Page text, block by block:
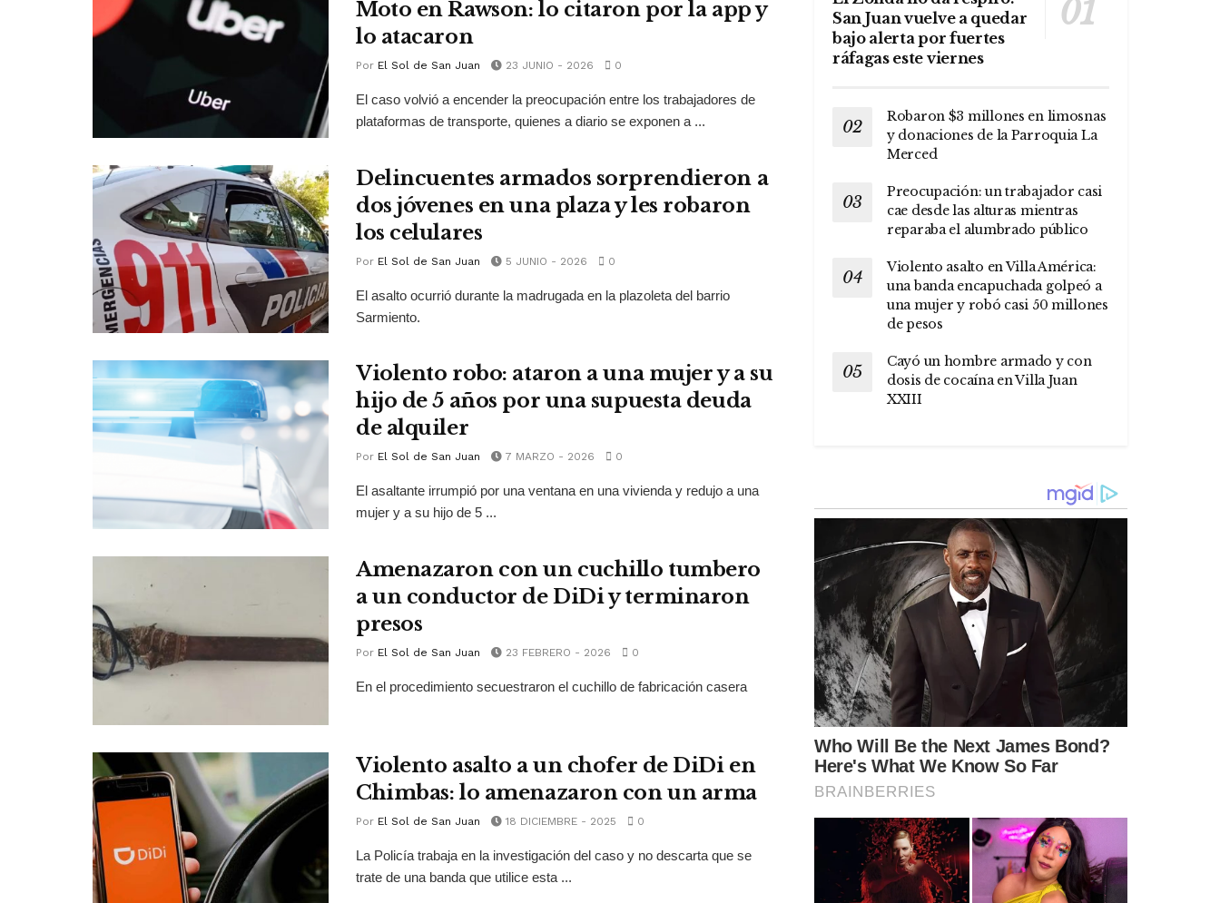
Moto en Rawson: lo citaron por la app y
lo atacaron
Por El Sol de San Juan 23 JUNIO - 2026 0
El caso volvió a encender la preocupación entre los trabajadores de
plataformas de transporte, quienes a diario se exponen a ...
Delincuentes armados sorprendieron a
dos jóvenes en una plaza y les robaron
los celulares
Por El Sol de San Juan 5 JUNIO - 2026 0
El asalto ocurrió durante la madrugada en la plazoleta del barrio
Sarmiento.
Violento robo: ataron a una mujer y a su
hijo de 5 años por una supuesta deuda
de alquiler
Por El Sol de San Juan 7 MARZO - 2026 0
El asaltante irrumpió por una ventana en una vivienda y redujo a una
mujer y a su hijo de 5 ...
Amenazaron con un cuchillo tumbero
a un conductor de DiDi y terminaron
presos
Por El Sol de San Juan 23 FEBRERO - 2026 0
En el procedimiento secuestraron el cuchillo de fabricación casera
Violento asalto a un chofer de DiDi en
Chimbas: lo amenazaron con un arma
Por El Sol de San Juan 18 DICIEMBRE - 2025 0
La Policía trabaja en la investigación del caso y no descarta que se
trate de una banda que utilice esta ...
San Juan vuelve a quedar
bajo alerta por fuertes
ráfagas este viernes
Robaron $3 millones en limosnas
y donaciones de la Parroquia La
Merced
Preocupación: un trabajador casi
cae desde las alturas mientras
reparaba el alumbrado público
Violento asalto en Villa América:
una banda encapuchada golpeó a
una mujer y robó casi 50 millones
de pesos
Cayó un hombre armado y con
dosis de cocaína en Villa Juan
XXIII